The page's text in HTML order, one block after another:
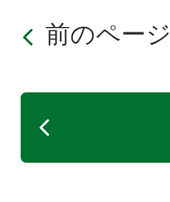
前のページ